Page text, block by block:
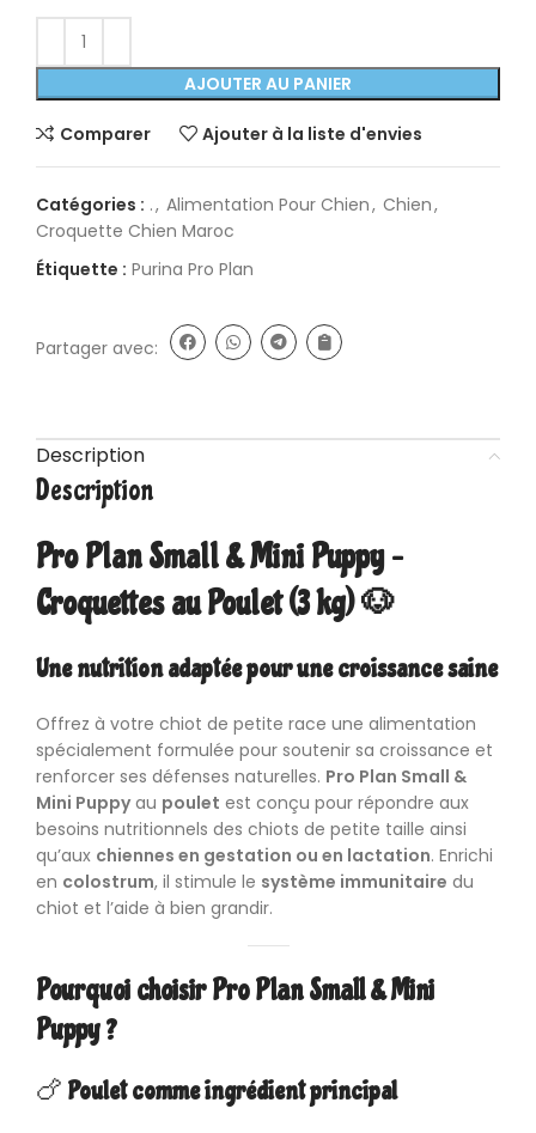
AJOUTER AU PANIER
Comparer Ajouter à la liste d'envies
Catégories : ., Alimentation Pour Chien, Chien,
Croquette Chien Maroc
Étiquette : Purina Pro Plan
Partager avec:
Description
Description
Pro Plan Small & Mini Puppy –
Croquettes au Poulet (3 kg) 🐶
Une nutrition adaptée pour une croissance saine
Offrez à votre chiot de petite race une alimentation
spécialement formulée pour soutenir sa croissance et
renforcer ses défenses naturelles. Pro Plan Small &
Mini Puppyau poulet est conçu pour répondre aux
besoins nutritionnels des chiots de petite taille ainsi
qu’aux chiennes en gestation ou en lactation. Enrichi
en colostrum, il stimule le système immunitaire du
chiot et l’aide à bien grandir.
Pourquoi choisir Pro Plan Small & Mini
Puppy ?
🍗 Poulet comme ingrédient principal